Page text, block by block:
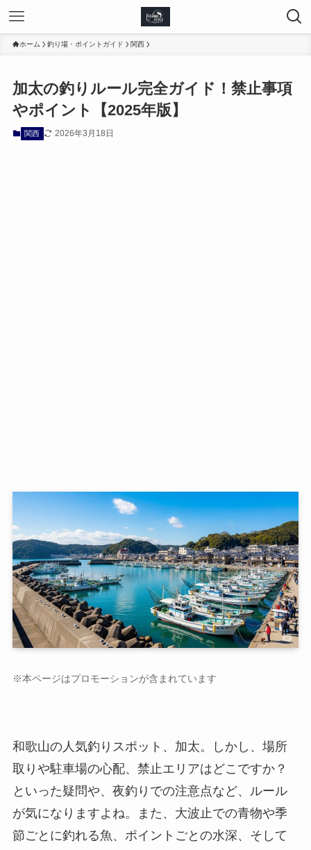
ホーム 釣り場・ポイントガイド 関西
加太の釣りルール完全ガイド！禁止事項
やポイント【2025年版】
関西 2026年3月18日
※本ページはプロモーションが含まれています
和歌山の人気釣りスポット、加太。しかし、場所
取りや駐車場の心配、禁止エリアはどこですか？
といった疑問や、夜釣りでの注意点など、ルール
が気になりますよね。また、大波止での青物や季
節ごとに釣れる魚、ポイントごとの水深、そして